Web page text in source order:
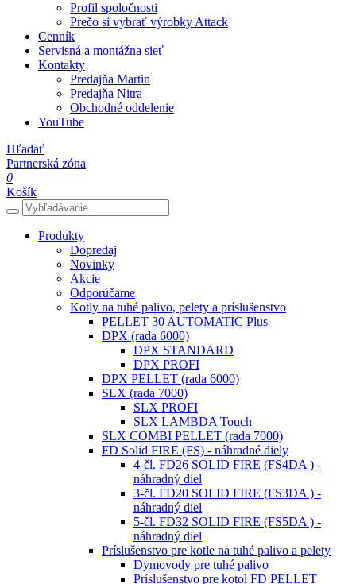
Profil spoločnosti
Prečo si vybrať výrobky Attack
Cenník
Servisná a montážna sieť
Kontakty
Predajňa Martin
Predajňa Nitra
Obchodné oddelenie
YouTube
Hľadať
Partnerská zóna
0
Košík
Produkty
Dopredaj
Novinky
Akcie
Odporúčame
Kotly na tuhé palivo, pelety a príslušenstvo
PELLET 30 AUTOMATIC Plus
DPX (rada 6000)
DPX STANDARD
DPX PROFI
DPX PELLET (rada 6000)
SLX (rada 7000)
SLX PROFI
SLX LAMBDA Touch
SLX COMBI PELLET (rada 7000)
FD Solid FIRE (FS) - náhradné diely
4-čl. FD26 SOLID FIRE (FS4DA ) -
náhradný diel
3-čl. FD20 SOLID FIRE (FS3DA ) -
náhradný diel
5-čl. FD32 SOLID FIRE (FS5DA ) -
náhradný diel
Príslušenstvo pre kotle na tuhé palivo a pelety
Dymovody pre tuhé palivo
Príslušenstvo pre kotol FD PELLET